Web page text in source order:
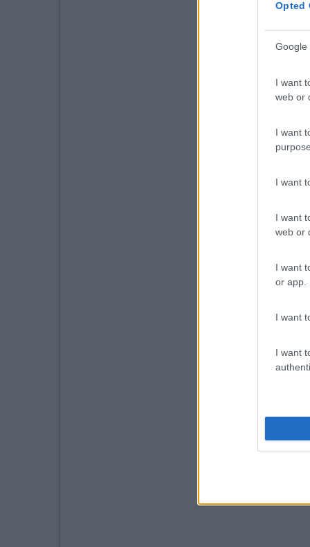
Opted
Google
I want
web or
I want
I want
I want
web or
I want
or app.
I want
I want